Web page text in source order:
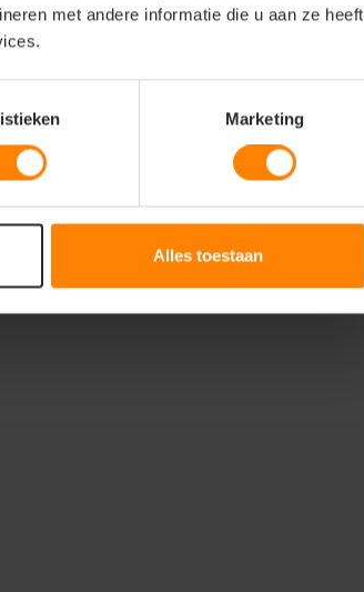
met andere informatie die u aan ze heeft
Marketing
Alles toestaan